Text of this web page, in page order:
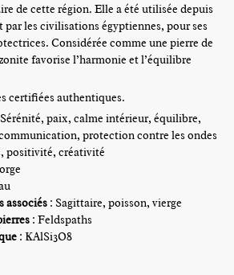
de cette région. Elle a été utilisée depuis
les civilisations égyptiennes, pour ses
Considérée comme une pierre de
favorise l’harmonie et l’équilibre
certifiées authentiques.
paix, calme intérieur, équilibre,
protection contre les ondes
positivité, créativité
associés : Sagittaire, poisson, vierge
: Feldspaths
: KAlSi3O8